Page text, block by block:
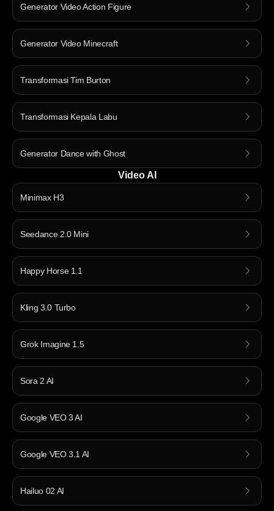
Generator Video Action Figure
Generator Video Minecraft
Transformasi Tim Burton
Transformasi Kepala Labu
Generator Dance with Ghost
Video AI
Minimax H3
Seedance 2.0 Mini
Happy Horse 1.1
Kling 3.0 Turbo
Grok Imagine 1.5
Sora 2 AI
Google VEO 3 AI
Google VEO 3.1 AI
Hailuo 02 AI